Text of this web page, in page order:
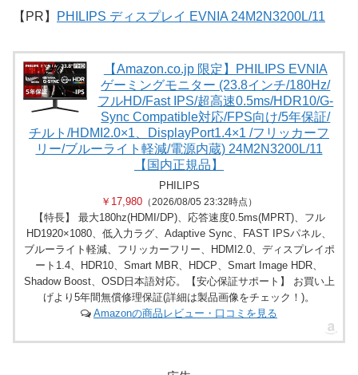
【PR】 PHILIPS ディスプレイ EVNIA 24M2N3200L/11
【Amazon.co.jp 限定】PHILIPS EVNIA
ゲーミングモニター (23.8インチ/180Hz/
フルHD/Fast IPS/超高速0.5ms/HDR10/G-
Sync Compatible対応/FPS向け/5年保証/
チルト/HDMI2.0×1、DisplayPort1.4×1 /フリッカーフ
リー/ブルーライト軽減/電源内蔵) 24M2N3200L/11
【国内正規品】
PHILIPS
￥17,980 （2026/08/05 23:32時点）
【特長】 最大180hz(HDMI/DP)、応答速度0.5ms(MPRT)、フル
HD1920×1080、低入力ラグ、Adaptive Sync、FAST IPSパネル、
ブルーライト軽減、フリッカーフリー、HDMI2.0、ディスプレイポ
ート1.4、HDR10、Smart MBR、HDCP、Smart Image HDR、
Shadow Boost、OSD日本語対応。【安心保証サポート】 お買い上
げより5年間無償修理保証(詳細は製品画像をチェック！)。
Amazonの商品レビュー・口コミを見る